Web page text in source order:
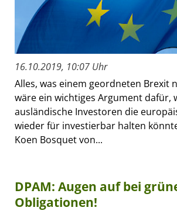
16.10.2019, 10:07 Uhr
Alles, was einem geordneten Brexit
wäre ein wichtiges Argument dafür,
ausländische Investoren die
wieder für investierbar halten
Koen Bosquet von...
DPAM: Augen auf bei
Obligationen!